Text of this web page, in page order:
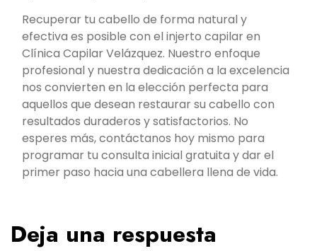
Recuperar tu cabello de forma natural y
efectiva es posible con el injerto capilar en
Clínica Capilar Velázquez. Nuestro enfoque
profesional y nuestra dedicación a la excelencia
nos convierten en la elección perfecta para
aquellos que desean restaurar su cabello con
resultados duraderos y satisfactorios. No
esperes más, contáctanos hoy mismo para
programar tu consulta inicial gratuita y dar el
primer paso hacia una cabellera llena de vida.
Deja una respuesta